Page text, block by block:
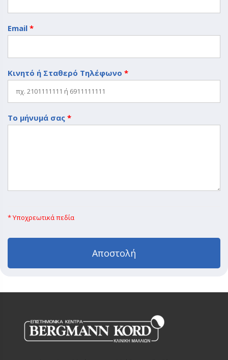
Email *
Κινητό ή Σταθερό Τηλέφωνο *
Το μήνυμά σας *
* Υποχρεωτικά πεδία